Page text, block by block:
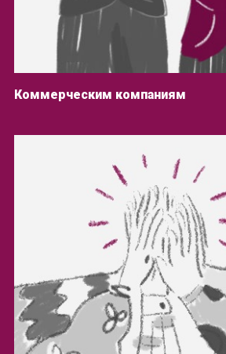
Коммерческим компаниям